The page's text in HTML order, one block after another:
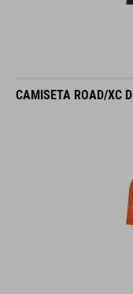
CAMISETA ROAD/XC